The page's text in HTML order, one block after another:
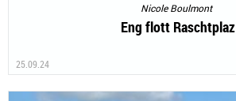
Nicole Boulmont
Eng flott Raschtplaz
25.09.24